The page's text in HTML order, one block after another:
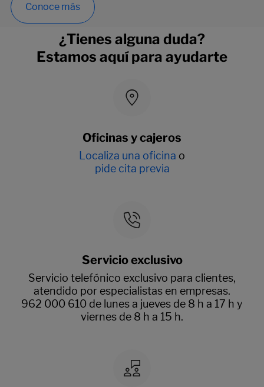
Conoce más
¿Tienes alguna duda?
Estamos aquí para ayudarte
Oficinas y cajeros
Localiza una oficina o
pide cita previa
Servicio exclusivo
Servicio telefónico exclusivo para clientes,
atendido por especialistas en empresas.
962 000 610 de lunes a jueves de 8 h a 17 h y
viernes de 8 h a 15 h.